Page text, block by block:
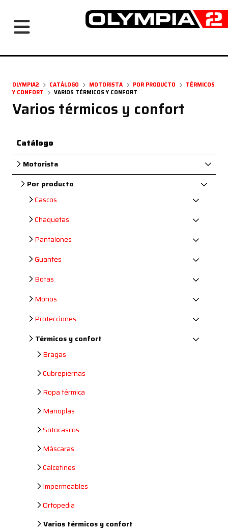
Navegación principal
OLYMPIA2 CATÁLOGO MOTORISTA POR PRODUCTO
TÉRMICOS
Y CONFORT
VARIOS TÉRMICOS Y CONFORT
Varios térmicos y confort
Catálogo
Motorista
Por producto
Cascos
Chaquetas
Pantalones
Guantes
Botas
Monos
Protecciones
Térmicos y confort
Bragas
Cubrepiernas
Ropa térmica
Manoplas
Sotocascos
Máscaras
Calcetines
Impermeables
Ortopedia
Varios térmicos y confort